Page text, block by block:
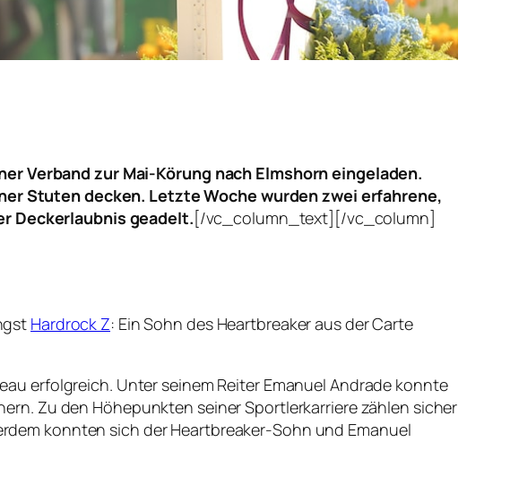
Verband zur Mai-Körung nach Elmshorn eingeladen.
Stuten decken. Letzte Woche wurden zwei erfahrene,
Deckerlaubnis geadelt.[/vc_column_text][/vc_column]
Hardrock Z: Ein Sohn des Heartbreaker aus der Carte
erfolgreich. Unter seinem Reiter Emanuel Andrade konnte
Zu den Höhepunkten seiner Sportlerkarriere zählen sicher
konnten sich der Heartbreaker-Sohn und Emanuel